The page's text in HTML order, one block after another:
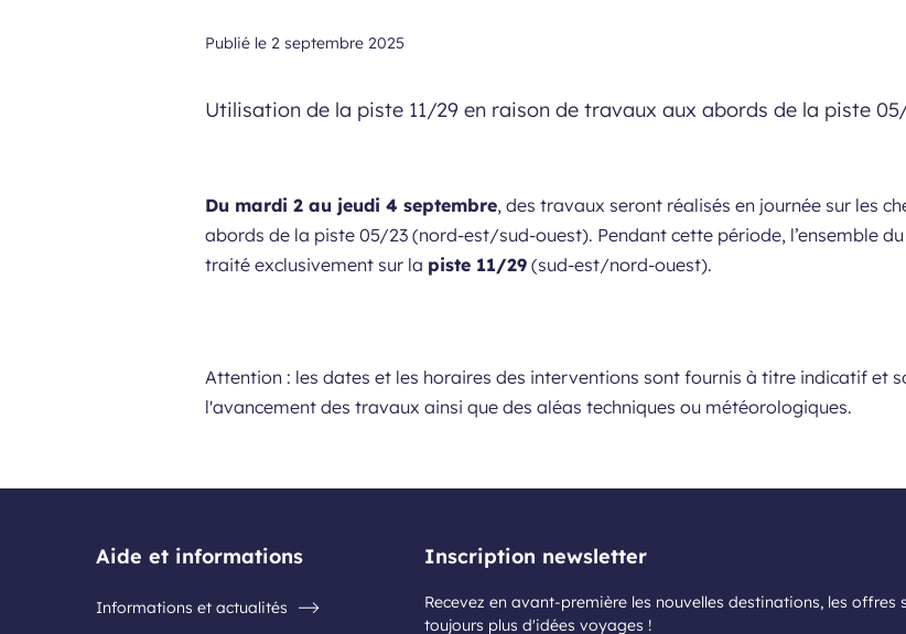
Publié le2 septembre 2025
Utilisation de la piste 11/29 en raison de travaux aux abords de la piste
Du mardi 2 au jeudi 4 septembre, des travaux seront réalisés en journée sur les
abords de la piste 05/23 (nord-est/sud-ouest). Pendant cette période, l’ensemble
traité exclusivement sur la piste 11/29 (sud-est/nord-ouest).
Attention : les dates et les horaires des interventions sont fournis à titre indicatif et
l'avancement des travaux ainsi que des aléas techniques ou météorologiques.
Aide et informations
Informations et actualités
Inscription newsletter
Recevez en avant-première les nouvelles destinations, les offres
toujours plus d'idées voyages !